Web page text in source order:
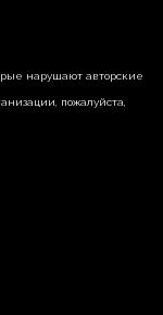
нарушают авторские
пожалуйста,